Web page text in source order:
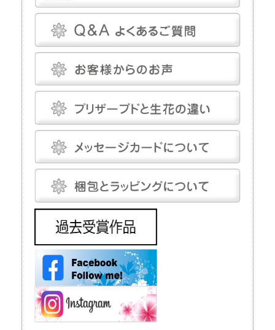
プリザーブドフラワー
プリザーブドフラワーは、一見、生花のように見える、人工的に加工され
ための作業も施されます。
プリザーブドフラワーは染色も可能です。そのため、生花にはありえない
るのですが、メンテナンスフリーというわけではありません。
温度と湿度に対してはデリケートで、これらについてはしっかり管理しな
いと、ヒビや色あせなどの発生を招きます。しかし、エアコンをつけっぱ
なしにして完全管理する必要はなく、気にしてあげる程度で十分です。
プリザーブドフラワーにとって最適な温度は18～25℃程度、湿度は30～
50％程度です。プリザーブドフラワーは基本的に「花」を加工したもの
で、茎は後付けになります。そのため、小さなお供え花から豪華なディス
プレイまで、さまざまな用途で使えます。
生花
ザーブドフラワーと比較するとなると「切り花」になるでしょう。生花の
魅力は、やはりその生命感です。
元々、寿命が短いということもあり、一生懸命手をかけても、多くの場
合、1～2週間で寿命を迎えてしまうことは生花の宿命ではありますが、
飾ることを考えるとデメリットだといえるでしょう。 生花は豪華なディ
スプレイとして使われることもありますが、お花の種類によってはとても
高価で、また、当然ながら長期間飾ることはできません。
造花は、実在するお花をモチーフにして作られる人工的なお花です。人工
ブドフラワーが原材料に生花を使うのに対し、造花は化学繊維やワイヤー
などを使いますので、まったく性質が異なります。
インテリアやフラワーアレンジメントにもよく利用されており、高いクオ
リティを持つ造花は、値段も高い代わりに驚くほど繊細です。それでも、
ルックスや質感については、やはりほかの花と比較するものではありませ
ん。 もちろん、何も手をかけなくても美しさを保ってくれるということ
は、この造花の大きなメリットだといえるでしょう。
ドライフラワー
ドライフラワーは、プリザーブドフラワー同様、生花から作られるお花で
す。文字どおり、生花を乾燥させたものがドライフラワーです。水分を抜